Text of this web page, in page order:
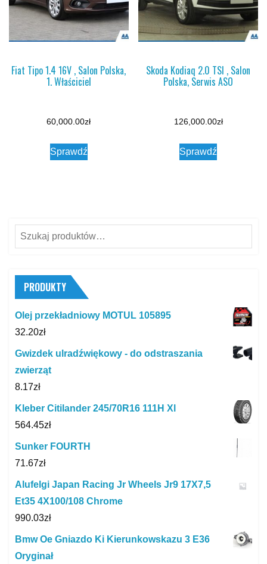
Fiat Tipo 1.4 16V , Salon Polska,
1. Właściciel
60,000.00zł
Sprawdź
Skoda Kodiaq 2.0 TSI , Salon
Polska, Serwis ASO
126,000.00zł
Sprawdź
Szukaj:
PRODUKTY
Olej przekładniowy MOTUL 105895
32.20zł
Gwizdek ulradźwiękowy - do odstraszania
zwierząt
8.17zł
Kleber Citilander 245/70R16 111H Xl
564.45zł
Sunker FOURTH
71.67zł
Alufelgi Japan Racing Jr Wheels Jr9 17X7,5
Et35 4X100/108 Chrome
990.03zł
Bmw Oe Gniazdo Ki Kierunkowskazu 3 E36
Oryginał